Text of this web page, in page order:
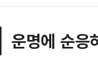
운명에 순응